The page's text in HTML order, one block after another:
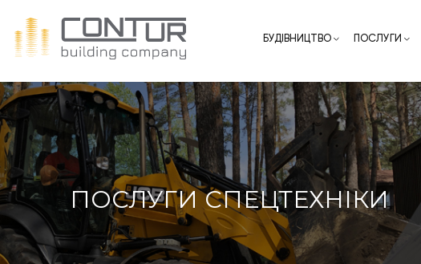
БУДІВНИЦТВО ПОСЛУГИ
ПОСЛУГИ СПЕЦТЕХНІКИ